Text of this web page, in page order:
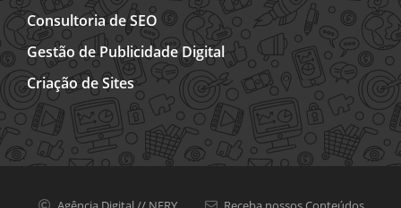
Consultoria de SEO
Gestão de Publicidade Digital
Criação de Sites